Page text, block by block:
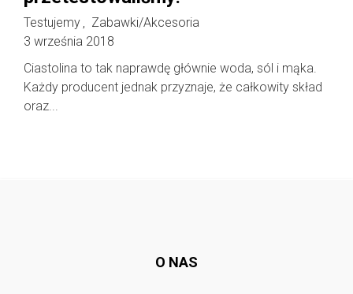
Testujemy
Zabawki/Akcesoria
3 września 2018
Ciastolina to tak naprawdę głównie woda, sól i mąka.
Każdy producent jednak przyznaje, że całkowity skład
oraz...
O NAS